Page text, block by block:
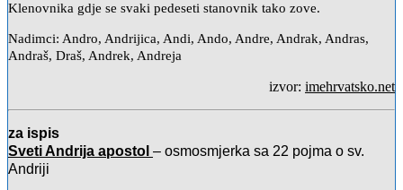
Klenovnika gdje se svaki pedeseti stanovnik tako zove.
Nadimci: Andro, Andrijica, Andi, Ando, Andre, Andrak, Andras,
Andraš, Draš, Andrek, Andreja
izvor: imehrvatsko.net
za ispis
Sveti Andrija apostol – osmosmjerka sa 22 pojma o sv.
Andriji